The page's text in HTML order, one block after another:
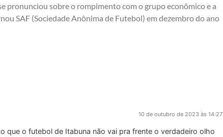
pronunciou sobre o rompimento com o grupo econômico e a
SAF (Sociedade Anônima de Futebol) em dezembro do ano
10 de outubro de 2023 às 14:27
que o futebol de Itabuna não vai pra frente o verdadeiro olho